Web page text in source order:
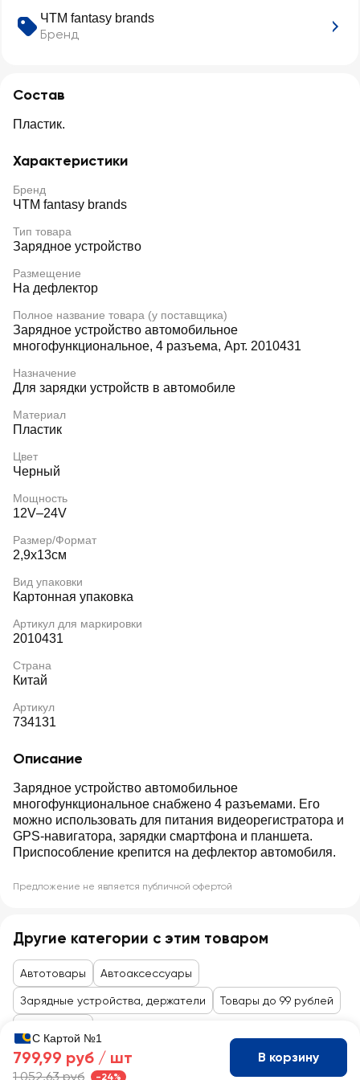
ЧТМ fantasy brands
Бренд
Состав
Пластик.
Характеристики
Бренд
ЧТМ fantasy brands
Тип товара
Зарядное устройство
Размещение
На дефлектор
Полное название товара (у поставщика)
Зарядное устройство автомобильное
многофункциональное, 4 разъема, Арт. 2010431
Назначение
Для зарядки устройств в автомобиле
Материал
Пластик
Цвет
Черный
Мощность
12V–24V
Размер/Формат
2,9х13см
Вид упаковки
Картонная упаковка
Артикул для маркировки
2010431
Страна
Китай
Артикул
734131
Описание
Зарядное устройство автомобильное
многофункциональное снабжено 4 разъемами. Его
можно использовать для питания видеорегистратора и
GPS-навигатора, зарядки смартфона и планшета.
Приспособление крепится на дефлектор автомобиля.
Предложение не является публичной офертой
Другие категории с этим товаром
Автотовары Автоаксессуары
Зарядные устройства, держатели Товары до 99 рублей
С Картой №1
799,99 руб / шт
1 052,63 руб -24%
В корзину